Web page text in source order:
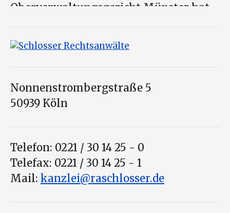
Oberverwaltungsgericht Münster hat
Nonnenstrombergstraße 5
50939 Köln
Telefon: 0221 / 30 14 25 - 0
Telefax: 0221 / 30 14 25 - 1
Mail: kanzlei@raschlosser.de